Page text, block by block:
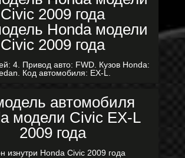
4. Привод авто: FWD. Кузов Honda:
Код автомобиля: EX-L.
автомобиля
модели Civic EX-L
2009 года
изнутри Honda Civic 2009 года